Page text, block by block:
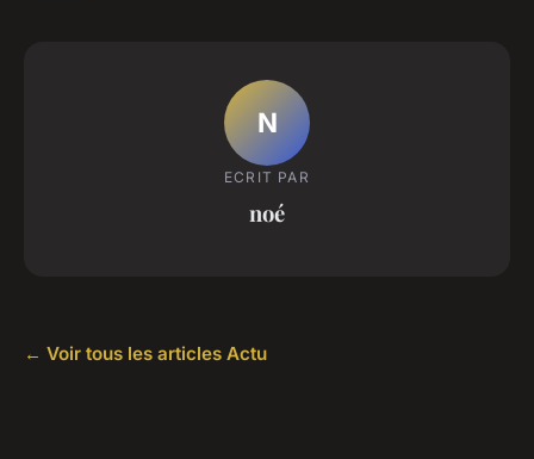
N
ECRIT PAR
noé
← Voir tous les articles Actu